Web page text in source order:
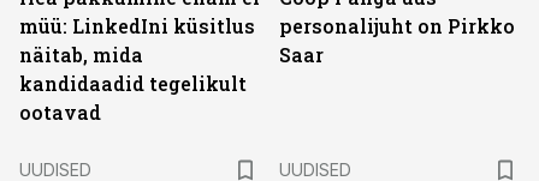
müü: LinkedIni küsitlus
näitab, mida
kandidaadid tegelikult
ootavad
personalijuht on Pirkko
Saar
UUDISED
UUDISED